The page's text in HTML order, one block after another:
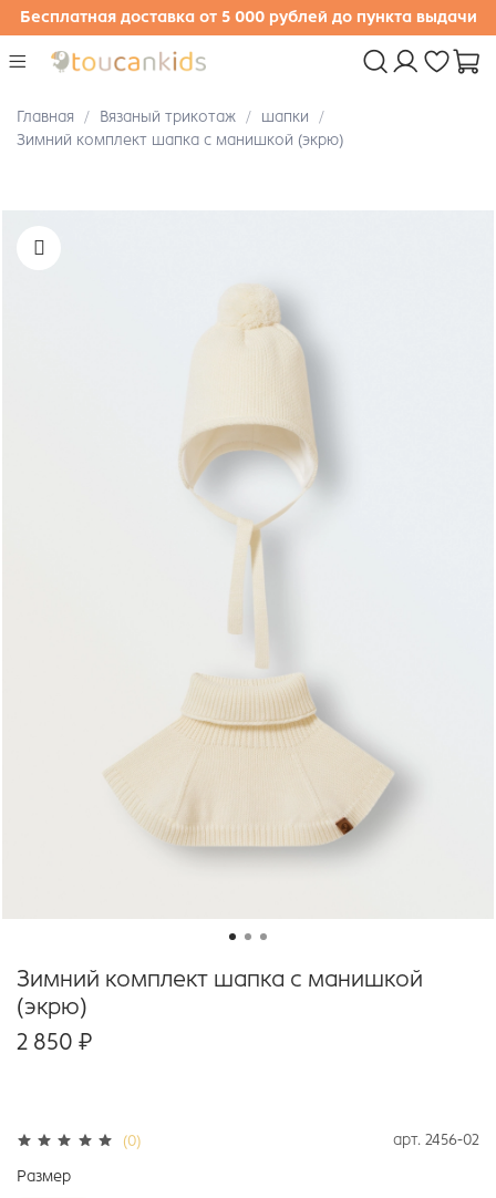
Бесплатная доставка от 5 000 рублей до пункта выдачи
Главная Вязаный трикотаж
шапки
Зимний комплект шапка с манишкой (экрю)
(0) арт. 2456-02
Зимний комплект шапка с манишкой
(экрю)
2 850 ₽
Размер